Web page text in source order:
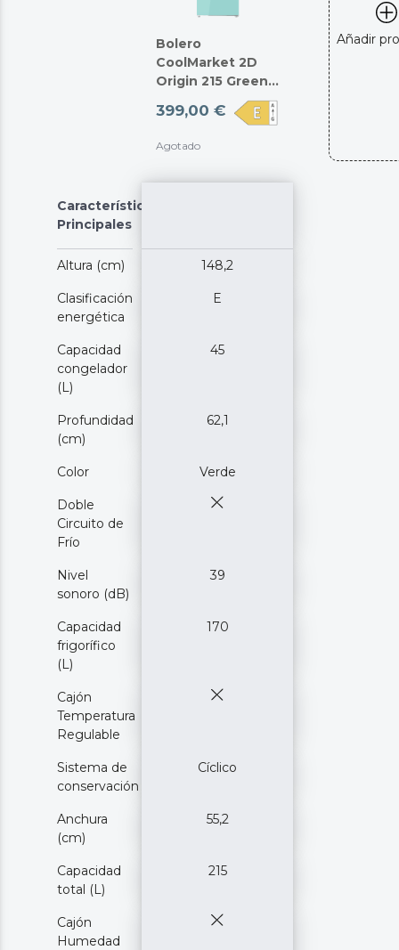
Bolero
CoolMarket 2D
Origin 215 Green
399,00 €
Agotado
Añadir
Características
Principales
Altura (cm) 148,2
Clasificación
energética
E
Capacidad
congelador
(L)
45
Profundidad
(cm)
62,1
Color Verde
Doble
Circuito de
Frío
Nivel
sonoro (dB)
39
Capacidad
frigorífico
(L)
170
Cajón
Temperatura
Regulable
Sistema de
conservación
Cíclico
Anchura
(cm)
55,2
Capacidad
total (L)
215
Cajón
Humedad